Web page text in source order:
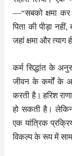
—“सबको क्षमा
पिता की पीड़ा
जहां क्षमा और त्याग
कर्म सिद्धांत के
जीवन के कर्मों के
करती है। हरिश
हो सकती है।
एक यांत्रिक
विकल्प के रूप में